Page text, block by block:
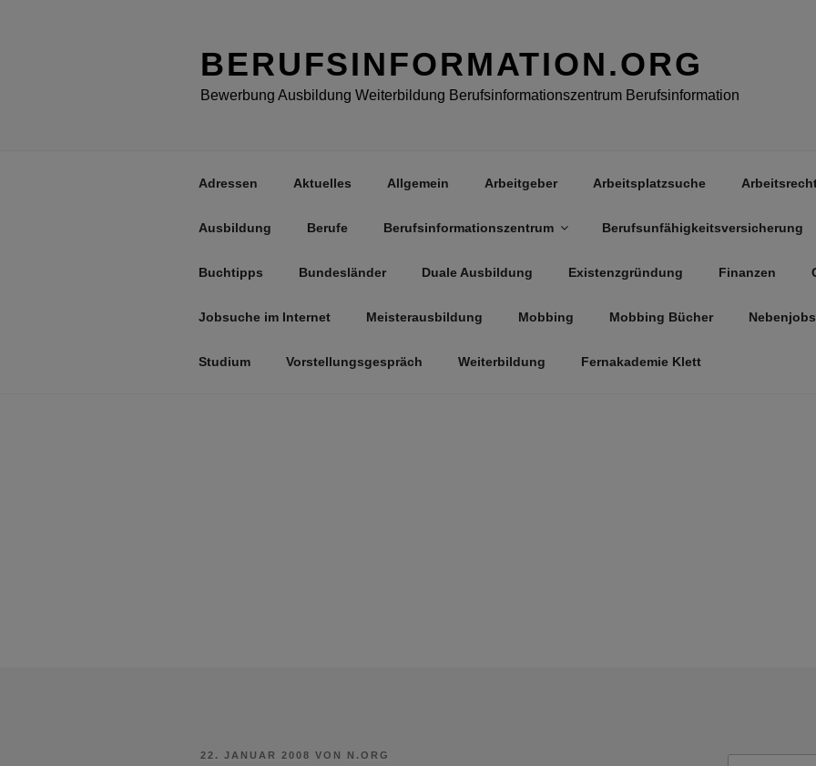
BERUFSINFORMATION.ORG
Bewerbung Ausbildung Weiterbildung Berufsinformationszentrum Berufsinformation
Adressen Aktuelles Allgemein Arbeitgeber Arbeitsplatzsuche
Ausbildung Berufe Berufsinformationszentrum Berufsunfähigkeitsversicherung
Buchtipps Bundesländer Duale Ausbildung Existenzgründung Finanzen
Jobsuche im Internet Meisterausbildung Mobbing Mobbing Bücher Nebenjobs
Studium Vorstellungsgespräch Weiterbildung Fernakademie Klett
VERÖFFENTLICHT
22. JANUAR 2008 VON N.ORG